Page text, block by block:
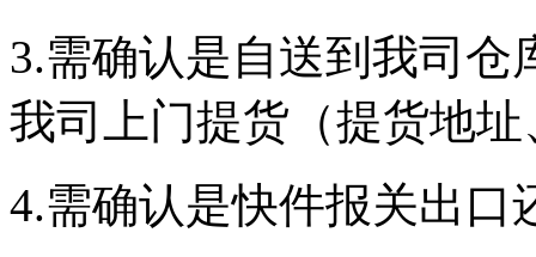
3.需确认是自送到我司
我司上门提货（提货地
4.需确认是快件报关出口